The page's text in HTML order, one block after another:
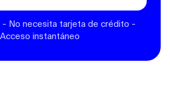
- No necesita tarjeta de crédito -
Acceso instantáneo